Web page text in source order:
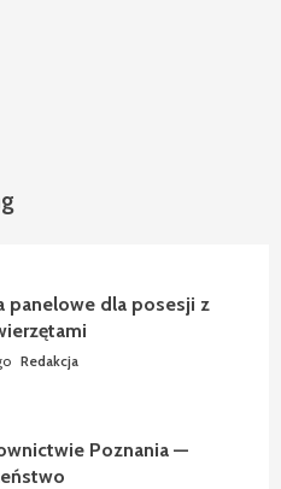
panelowe dla posesji z
Redakcja
Poznania —